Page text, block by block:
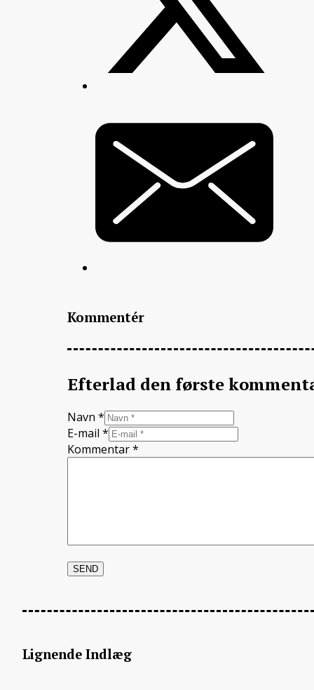
Kommentér
Efterlad den første
Navn *
E-mail *
Kommentar*
Lignende Indlæg